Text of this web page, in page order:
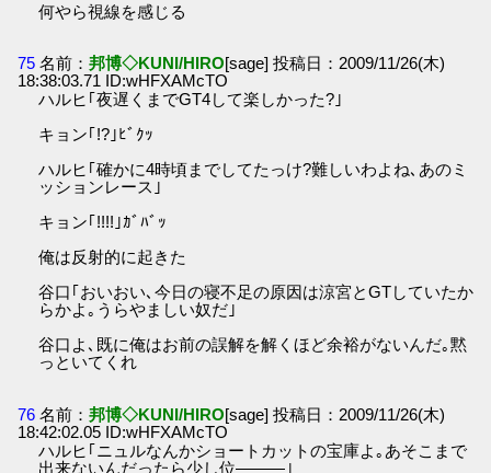
何やら視線を感じる
75 名前：邦博◇KUNI/HIRO[sage] 投稿日：2009/11/26(木)
18:38:03.71 ID:wHFXAMcTO
ハルヒ｢夜遅くまでGT4して楽しかった?｣
キョン｢!?｣ﾋﾞｸｯ
ハルヒ｢確かに4時頃までしてたっけ?難しいわよね､あのミ
ッションレース｣
キョン｢!!!!｣ｶﾞﾊﾞｯ
俺は反射的に起きた
谷口｢おいおい､今日の寝不足の原因は涼宮とGTしていたか
らかよ｡うらやましい奴だ｣
谷口よ､既に俺はお前の誤解を解くほど余裕がないんだ｡黙
っといてくれ
76 名前：邦博◇KUNI/HIRO[sage] 投稿日：2009/11/26(木)
18:42:02.05 ID:wHFXAMcTO
ハルヒ｢ニュルなんかショートカットの宝庫よ｡あそこまで
出来ないんだったら少し位―――｣